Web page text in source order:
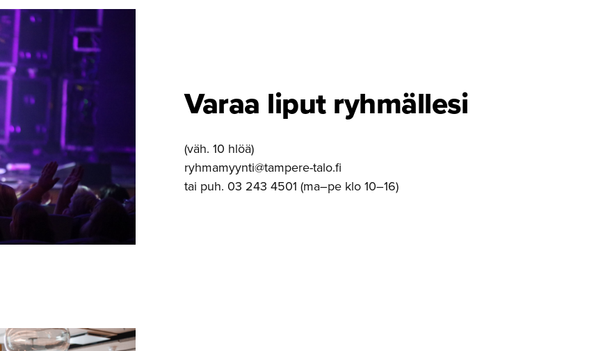
Varaa liput ryhmällesi
(väh. 10 hlöä)
ryhmamyynti@tampere-talo.fi
tai puh. 03 243 4501 (ma–pe klo 10–16)